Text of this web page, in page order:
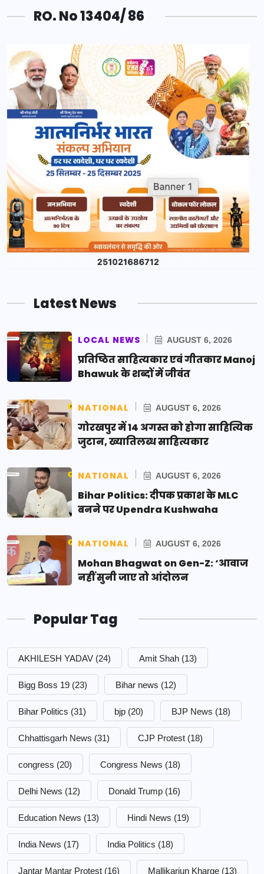
RO. No 13404/ 86
Latest News
LOCAL NEWS AUGUST 6, 2026
प्रतिष्ठित साहित्यकार एवं गीतकार Manoj
Bhawuk के शब्दों में जीवंत
NATIONAL AUGUST 6, 2026
गोरखपुर में 14 अगस्त को होगा साहित्यिक
जुटान, ख्यातिलब्ध साहित्यकार
NATIONAL AUGUST 6, 2026
Bihar Politics: दीपक प्रकाश के MLC
बनने पर Upendra Kushwaha
NATIONAL AUGUST 6, 2026
Mohan Bhagwat on Gen-Z: ‘आवाज
नहीं सुनी जाए तो आंदोलन
Popular Tag
AKHILESH YADAV (24) Amit Shah (13)
Bigg Boss 19 (23) Bihar news (12)
Bihar Politics (31) bjp (20) BJP News (18)
Chhattisgarh News (31) CJP Protest (18)
congress (20) Congress News (18)
Delhi News (12) Donald Trump (16)
Education News (13) Hindi News (19)
India News (17) India Politics (18)
Jantar Mantar Protest (16) Mallikarjun Kharge (13)